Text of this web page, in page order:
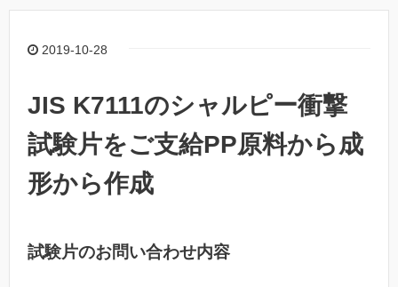
2019-10-28
JIS K7111のシャルピー衝撃
試験片をご支給PP原料から成
形から作成
試験片のお問い合わせ内容